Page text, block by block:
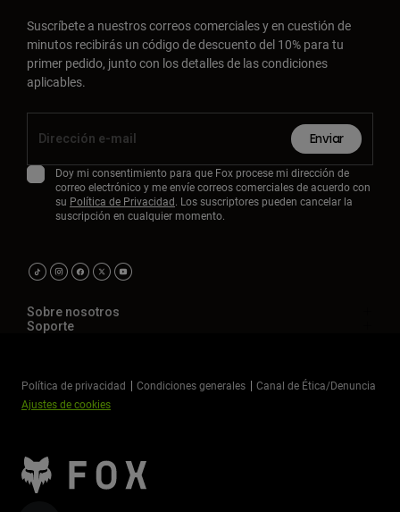
Suscríbete a nuestros correos comerciales y en cuestión de
minutos recibirás un código de descuento del 10% para tu
primer pedido, junto con los detalles de las condiciones
aplicables.
Enviar
Doy mi consentimiento para que Fox procese mi dirección de
correo electrónico y me envíe correos comerciales de acuerdo con
su Política de Privacidad. Los suscriptores pueden cancelar la
suscripción en cualquier momento.
Sobre nosotros
Soporte
Política de privacidad Condiciones generales
Canal de Ética/Denuncia
Ajustes de cookies